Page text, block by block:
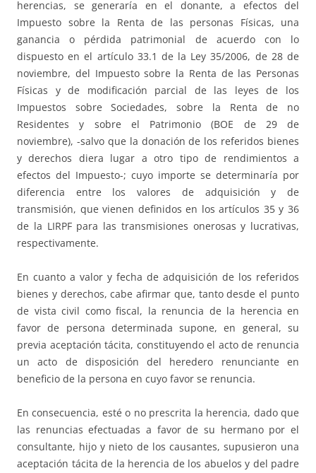
herencias, se generaría en el donante, a efectos del
Impuesto sobre la Renta de las personas Físicas, una
ganancia o pérdida patrimonial de acuerdo con lo
dispuesto en el artículo 33.1 de la Ley 35/2006, de 28 de
noviembre, del Impuesto sobre la Renta de las Personas
Físicas y de modificación parcial de las leyes de los
Impuestos sobre Sociedades, sobre la Renta de no
Residentes y sobre el Patrimonio (BOE de 29 de
noviembre), -salvo que la donación de los referidos bienes
y derechos diera lugar a otro tipo de rendimientos a
efectos del Impuesto-; cuyo importe se determinaría por
diferencia entre los valores de adquisición y de
transmisión, que vienen definidos en los artículos 35 y 36
de la LIRPF para las transmisiones onerosas y lucrativas,
respectivamente.
En cuanto a valor y fecha de adquisición de los referidos
bienes y derechos, cabe afirmar que, tanto desde el punto
de vista civil como fiscal, la renuncia de la herencia en
favor de persona determinada supone, en general, su
previa aceptación tácita, constituyendo el acto de renuncia
un acto de disposición del heredero renunciante en
beneficio de la persona en cuyo favor se renuncia.
En consecuencia, esté o no prescrita la herencia, dado que
las renuncias efectuadas a favor de su hermano por el
consultante, hijo y nieto de los causantes, supusieron una
aceptación tácita de la herencia de los abuelos y del padre